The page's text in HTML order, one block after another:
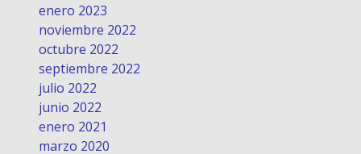
enero 2023
noviembre 2022
octubre 2022
septiembre 2022
julio 2022
junio 2022
enero 2021
marzo 2020